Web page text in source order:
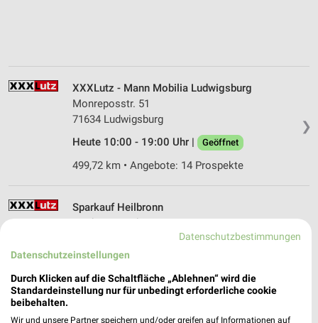
❯
XXXLutz - Mann Mobilia Ludwigsburg
Monreposstr. 51
71634 Ludwigsburg
Heute 10:00 - 19:00 Uhr |
Geöffnet
499,72 km • Angebote: 14 Prospekte
Sparkauf Heilbronn
Neckargartacher Str. 120
Heute 10:00 - 19:00 Uhr |
476,89 km • Angebote: 15 Prospekte
Datenschutzbestimmungen
Datenschutzeinstellungen
Durch Klicken auf die Schaltfläche „Ablehnen“ wird die
Standardeinstellung nur für unbedingt erforderliche cookie
beibehalten.
Wir und unsere Partner speichern und/oder greifen auf Informationen auf